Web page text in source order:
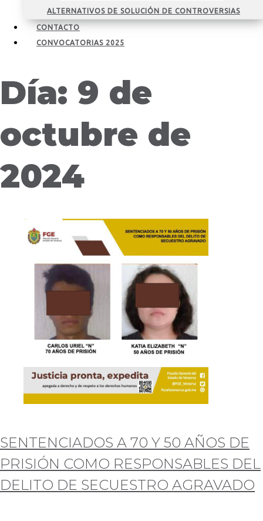
ALTERNATIVOS DE SOLUCIÓN DE CONTROVERSIAS
CONTACTO
CONVOCATORIAS 2025
Día: 9 de
octubre de
2024
SENTENCIADOS A 70 Y 50 AÑOS DE
PRISIÓN COMO RESPONSABLES DEL
DELITO DE SECUESTRO AGRAVADO